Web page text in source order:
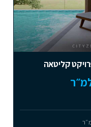
קליטאה